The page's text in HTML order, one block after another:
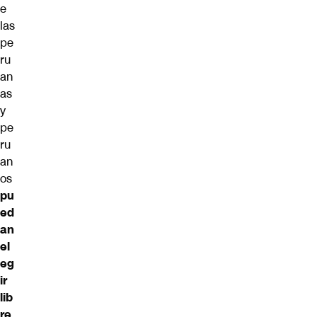
e
las
pe
ru
an
as
y
pe
ru
an
os
pu
ed
an
el
eg
ir
lib